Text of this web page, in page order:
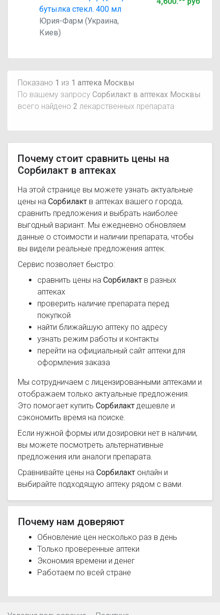
бутылка стекл. 400 мл
Юрия-Фарм (Украина,
Киев)
Показано 1 из 1 аптека Москвы
По вашему запросу Сорбилакт в аптеках Москвы
всего найдено 2 лекарственных препарата
Почему стоит сравнить цены на
Сорбилакт в аптеках
На этой странице вы можете узнать актуальные
цены на Сорбилакт в аптеках вашего города,
сравнить предложения и выбрать наиболее
выгодный вариант. Мы ежедневно обновляем
данные о стоимости и наличии препарата, чтобы
вы видели реальные предложения аптек.
Сервис позволяет быстро:
сравнить цены на Сорбилакт в разных
аптеках
проверить наличие препарата перед
покупкой
найти ближайшую аптеку по адресу
узнать режим работы и контакты
перейти на официальный сайт аптеки для
оформления заказа
Мы сотрудничаем с лицензированными аптеками и
отображаем только актуальные предложения.
Это помогает купить Сорбилакт дешевле и
сэкономить время на поиске.
Если нужной формы или дозировки нет в наличии,
вы можете посмотреть альтернативные
предложения или аналоги препарата.
Сравнивайте цены на Сорбилакт онлайн и
выбирайте подходящую аптеку рядом с вами.
Почему нам доверяют
Обновление цен несколько раз в день
Только проверенные аптеки
Экономия времени и денег
Работаем по всей стране